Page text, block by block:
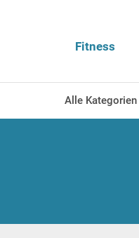
Fitness
Alle Kategorien